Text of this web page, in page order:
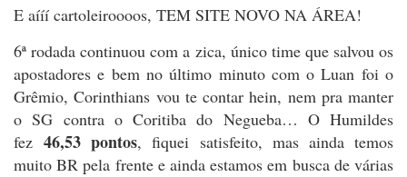
E aííí cartoleiroooos, TEM SITE NOVO NA ÁREA!
6ª rodada continuou com a zica, único time que salvou os
apostadores e bem no último minuto com o Luan foi o
Grêmio, Corinthians vou te contar hein, nem pra manter
o SG contra o Coritiba do Negueba… O Humildes
fez 46,53 pontos, fiquei satisfeito, mas ainda temos
muito BR pela frente e ainda estamos em busca de várias